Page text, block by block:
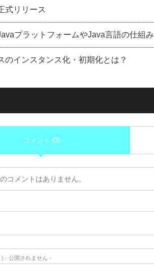
式リリース
プラットフォームやJava言語の仕組み
のインスタンス化・初期化とは？
コメント (0)
コメントはありません。
) - 公開されません -